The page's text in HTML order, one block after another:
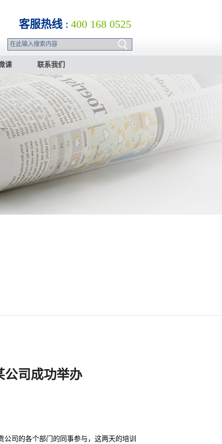
客服热线 : 400 168 0525
课 联系我们
公司成功举办
司的各个部门的同事参与，这两天的培训